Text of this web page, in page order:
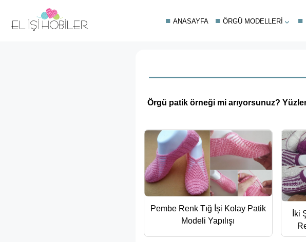
ANASAYFA ÖRGÜ MODELLERI
Örgü patik örneği mi arıyorsunuz?
Pembe Renk Tığ İşi Kolay Patik
Modeli Yapılışı
İki